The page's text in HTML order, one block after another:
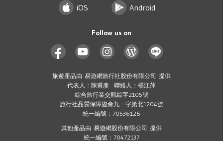
iOS Android
Follow us on
旅遊產品由 易遊網旅行社股份有限公司 提供
代表人：陳甫彥 聯絡人：楊江萍
綜合旅行業交觀綜字2105號
旅行社品質保障協會九一字第北1204號
統一編號：70536126
其他產品由 易遊網股份有限公司 提供
統一編號：70472137